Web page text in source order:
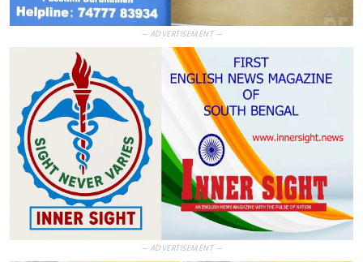
— ADVERTISEMENT —
— ADVERTISEMENT —